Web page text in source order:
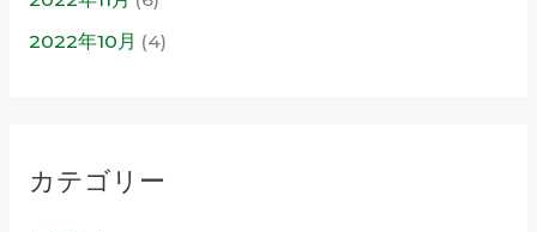
2022年10月 (4)
カテゴリー